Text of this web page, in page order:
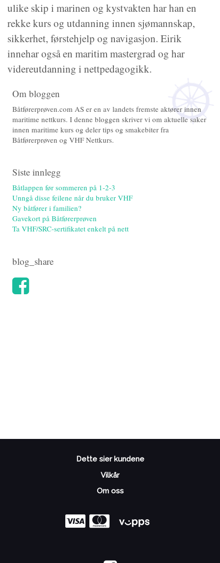
ulike skip i marinen og kystvakten har han en
rekke kurs og utdanning innen sjømannskap,
sikkerhet, førstehjelp og navigasjon. Eirik
innehar også en maritim mastergrad og har
videreutdanning i nettpedagogikk.
Om bloggen
Båtførerprøven.com AS er en av landets fremste aktører innen
maritime nettkurs. I denne bloggen skriver vi om aktuelle saker
innen maritime kurs og deler tips og smakebiter fra
Båtførerprøven og VHF Nettkurs.
Siste innlegg
Båtlappen før sommeren på 1-2-3
Unngå disse feilene når du bruker VHF
Ny båtfører i familien?
Gavekort på Båtførerprøven
Ta VHF/SRC-sertifikatet enkelt på nett
blog_share
Dette sier kundene
Vilkår
Om oss